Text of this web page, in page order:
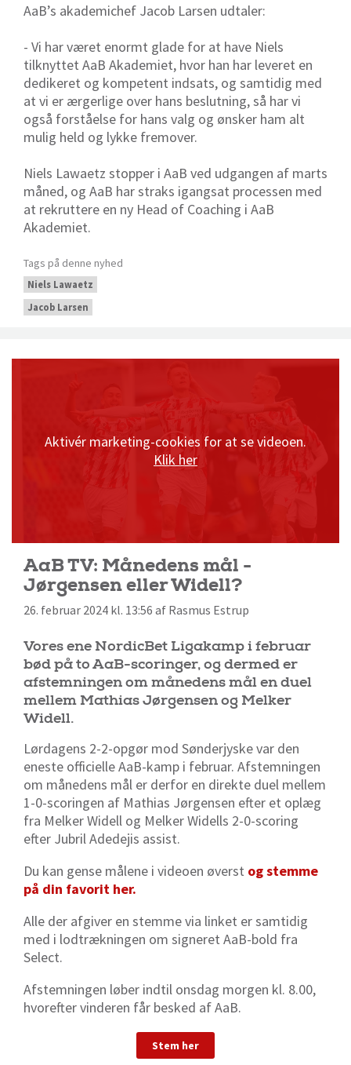
AaB’s akademichef Jacob Larsen udtaler:
- Vi har været enormt glade for at have Niels
tilknyttet AaB Akademiet, hvor han har leveret en
dedikeret og kompetent indsats, og samtidig med
at vi er ærgerlige over hans beslutning, så har vi
også forståelse for hans valg og ønsker ham alt
mulig held og lykke fremover.
Niels Lawaetz stopper i AaB ved udgangen af marts
måned, og AaB har straks igangsat processen med
at rekruttere en ny Head of Coaching i AaB
Akademiet.
Tags på denne nyhed
Niels Lawaetz
Jacob Larsen
Aktivér marketing-cookies for at se videoen.
Klik her
AaB TV: Månedens mål -
Jørgensen eller Widell?
26. februar 2024 kl. 13:56 af Rasmus Estrup
Vores ene NordicBet Ligakamp i februar
bød på to AaB-scoringer, og dermed er
afstemningen om månedens mål en duel
mellem Mathias Jørgensen og Melker
Widell.
Lørdagens 2-2-opgør mod Sønderjyske var den
eneste officielle AaB-kamp i februar. Afstemningen
om månedens mål er derfor en direkte duel mellem
1-0-scoringen af Mathias Jørgensen efter et oplæg
fra Melker Widell og Melker Widells 2-0-scoring
efter Jubril Adedejis assist.
Du kan gense målene i videoen øverst og stemme
på din favorit her.
Alle der afgiver en stemme via linket er samtidig
med i lodtrækningen om signeret AaB-bold fra
Select.
Afstemningen løber indtil onsdag morgen kl. 8.00,
hvorefter vinderen får besked af AaB.
Stem her